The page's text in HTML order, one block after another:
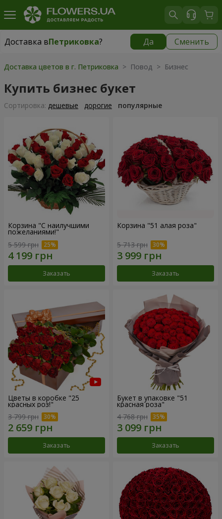
Доставка вПетриковка? Да Сменить
Доставка вПетриковка|
Доставка цветов в г. Петриковка > Повод > Бизнес
Купить бизнес букет
Cортировка: дешевые дорогие популярные
Корзина "С наилучшими
пожеланиями!"
5 599 грн
Заказать
Корзина "51 алая роза"
5 713 грн
Заказать
Цветы в коробке "25
красных роз!"
3 799 грн
Заказать
Букет в упаковке "51
красная роза"
4 768 грн
Заказать